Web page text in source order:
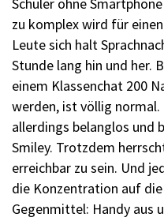
zu komplex wird für
Leute sich halt
Stunde lang hin und her.
einem Klassenchat 200
werden, ist völlig
allerdings belanglos und
Smiley. Trotzdem
erreichbar zu sein. Und
die Konzentration auf
Gegenmittel: Handy aus